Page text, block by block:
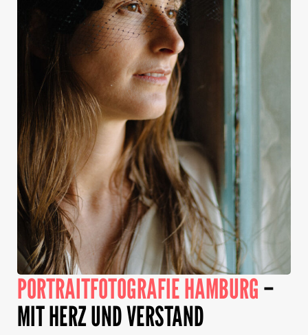
PORTRAITFOTOGRAFIE HAMBURG–
MIT HERZ UND VERSTAND